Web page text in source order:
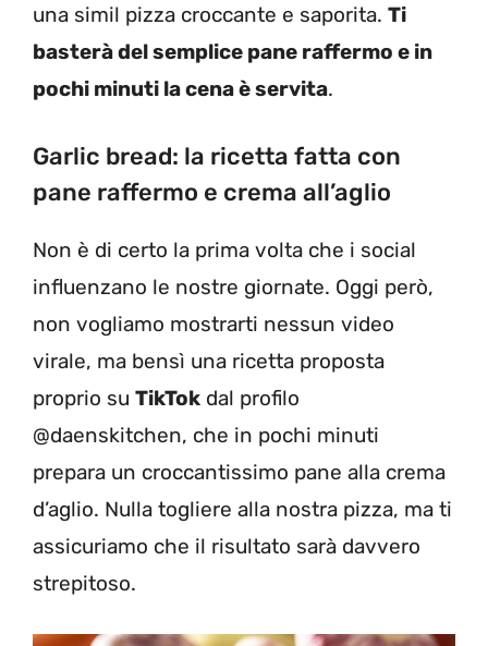
una simil pizza croccante e saporita. Ti
basterà del semplice pane raffermo e in
pochi minuti la cena è servita.
Garlic bread: la ricetta fatta con
pane raffermo e crema all’aglio
Non è di certo la prima volta che i social
influenzano le nostre giornate. Oggi però,
non vogliamo mostrarti nessun video
virale, ma bensì una ricetta proposta
proprio su TikTok dal profilo
@daenskitchen, che in pochi minuti
prepara un croccantissimo pane alla crema
d’aglio. Nulla togliere alla nostra pizza, ma ti
assicuriamo che il risultato sarà davvero
strepitoso.